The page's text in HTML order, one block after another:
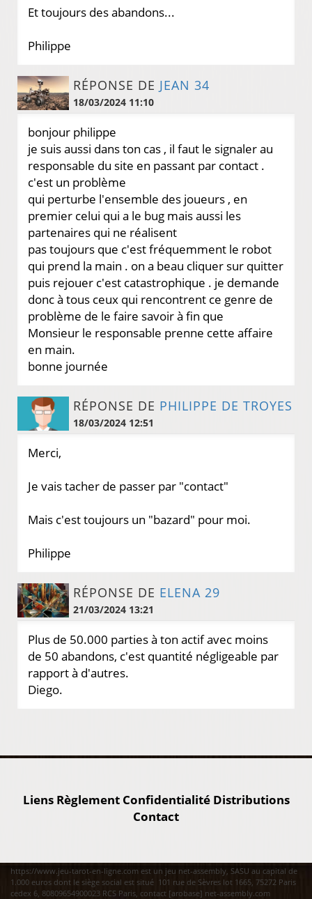
Et toujours des abandons...
Philippe
RÉPONSE DE JEAN 34
18/03/2024 11:10
bonjour philippe
je suis aussi dans ton cas , il faut le signaler au
responsable du site en passant par contact .
c'est un problème
qui perturbe l'ensemble des joueurs , en
premier celui qui a le bug mais aussi les
partenaires qui ne réalisent
pas toujours que c'est fréquemment le robot
qui prend la main . on a beau cliquer sur quitter
puis rejouer c'est catastrophique . je demande
donc à tous ceux qui rencontrent ce genre de
problème de le faire savoir à fin que
Monsieur le responsable prenne cette affaire
en main.
bonne journée
RÉPONSE DE PHILIPPE DE TROYES
18/03/2024 12:51
Merci,
Je vais tacher de passer par "contact"
Mais c'est toujours un "bazard" pour moi.
Philippe
RÉPONSE DE ELENA 29
21/03/2024 13:21
Plus de 50.000 parties à ton actif avec moins
de 50 abandons, c'est quantité négligeable par
rapport à d'autres.
Diego.
Liens Règlement Confidentialité Distributions
Contact
https://www.jeu-tarot-en-ligne.com est un jeu net-assembly, SASU au capital de
1.000 euros dont le siège social est situé 101 rue de Sèvres lot 1665, 75272 Paris
cedex 6, 80809654900023 RCS Paris, contact [arobase] net-assembly.com